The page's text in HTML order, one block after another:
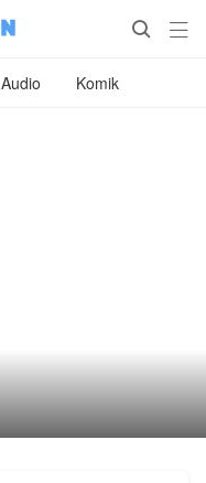
 
Audio Komik